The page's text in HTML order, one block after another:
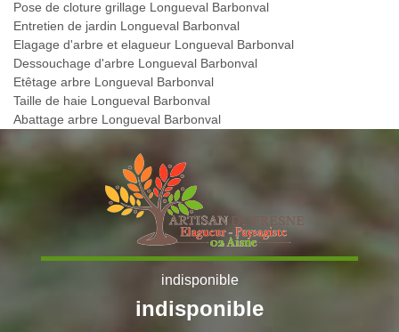
Pose de cloture grillage Longueval Barbonval
Entretien de jardin Longueval Barbonval
Elagage d'arbre et elagueur Longueval Barbonval
Dessouchage d'arbre Longueval Barbonval
Etêtage arbre Longueval Barbonval
Taille de haie Longueval Barbonval
Abattage arbre Longueval Barbonval
indisponible
indisponible